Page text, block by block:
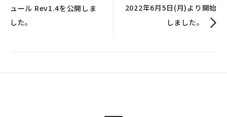
ュール Rev1.4を公開しま
した。
2022年6月5日(月)より開始
しました。